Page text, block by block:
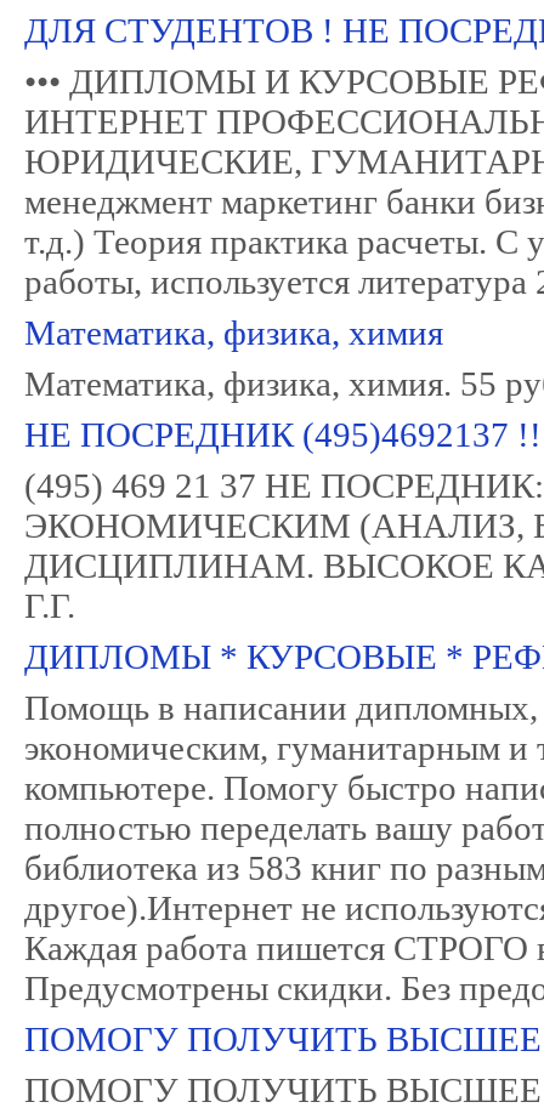
ДЛЯ СТУДЕНТОВ ! НЕ
••• ДИПЛОМЫ И КУРСОВЫЕ
ИНТЕРНЕТ
ЮРИДИЧЕСКИЕ,
менеджмент маркетинг банки
т.д.) Теория практика расчеты. С
работы, используется
Математика, физика, химия
Математика, физика, химия. 55
НЕ ПОСРЕДНИК
(495) 469 21 37 НЕ
ЭКОНОМИЧЕСКИМ (АНАЛИЗ,
ДИСЦИПЛИНАМ. ВЫСОКОЕ
Г.Г.
ДИПЛОМЫ * КУРСОВЫЕ *
Помощь в написании дипломных,
экономическим, гуманитарным
компьютере. Помогу быстро
полностью переделать вашу
библиотека из 583 книг по
другое).Интернет не
Каждая работа пишется СТРОГО
Предусмотрены скидки. Без
ПОМОГУ ПОЛУЧИТЬ ВЫСШЕЕ
ПОМОГУ ПОЛУЧИТЬ ВЫСШЕЕ